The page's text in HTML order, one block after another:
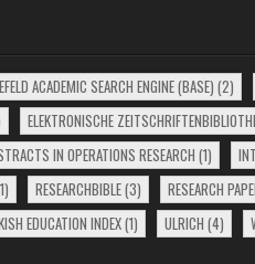
ACADEMIC SEARCH ENGINE (BASE) (2)
ELEKTRONISCHE
IN OPERATIONS RESEARCH(1)
RESEARCHBIBLE(3) RESEARCH
EDUCATION INDEX(1) ULRICH (4)